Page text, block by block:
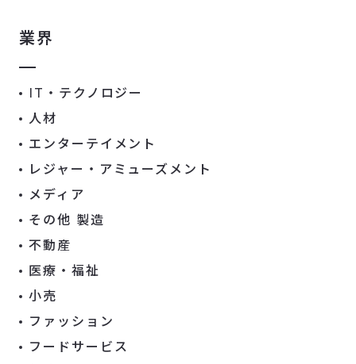
業界
IT・テクノロジー
人材
エンターテイメント
レジャー・アミューズメント
メディア
その他 製造
不動産
医療・福祉
小売
ファッション
フードサービス